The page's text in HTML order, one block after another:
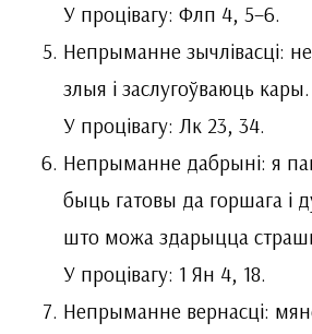
У процівагу: Флп 4, 5–6.
Непрыманне зыч­лі­вас­ці:
злыя і заслугоўваюць кары.
У процівагу: Лк 23, 34.
Непрыманне дабрыні: я
быць гатовы да горшага і
што можа здарыцца
У процівагу: 1 Ян 4, 18.
Непрыманне вернасці: